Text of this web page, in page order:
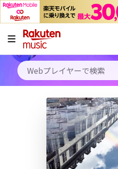
キャンペーン
料金プラン
使い方
初回30日間無料お試し